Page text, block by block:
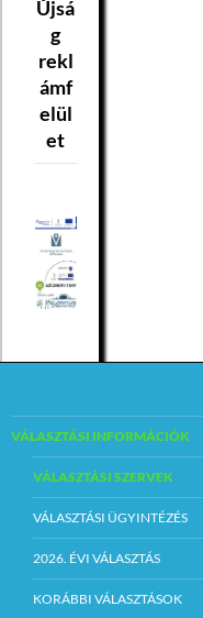
Újsá
g
rekl
ámf
elül
et
VÁLASZTÁSI INFORMÁCIÓK
VÁLASZTÁSI SZERVEK
VÁLASZTÁSI ÜGYINTÉZÉS
2026. ÉVI VÁLASZTÁS
KORÁBBI VÁLASZTÁSOK